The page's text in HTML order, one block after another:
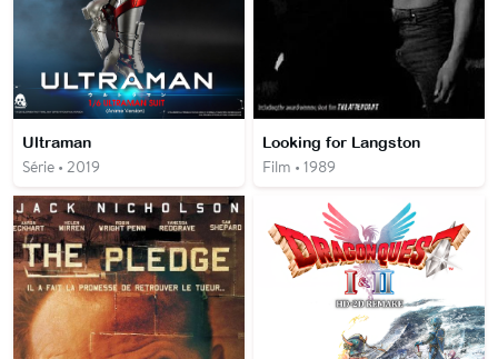
Ultraman
Série • 2019
Looking for Langston
Film • 1989